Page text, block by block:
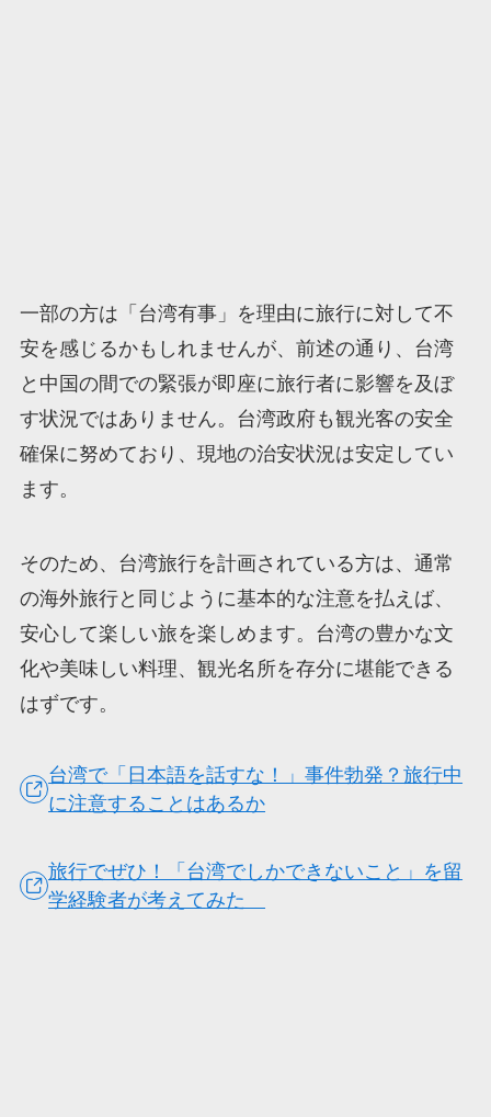
一部の方は「台湾有事」を理由に旅行に対して不
安を感じるかもしれませんが、前述の通り、台湾
と中国の間での緊張が即座に旅行者に影響を及ぼ
す状況ではありません。台湾政府も観光客の安全
確保に努めており、現地の治安状況は安定してい
ます。
そのため、台湾旅行を計画されている方は、通常
の海外旅行と同じように基本的な注意を払えば、
安心して楽しい旅を楽しめます。台湾の豊かな文
化や美味しい料理、観光名所を存分に堪能できる
はずです。
台湾で「日本語を話すな！」事件勃発？旅行中
に注意することはあるか
旅行でぜひ！「台湾でしかできないこと」を留
学経験者が考えてみた